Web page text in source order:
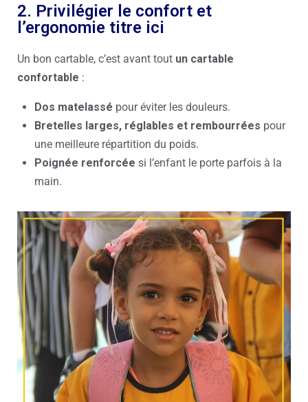
2. Privilégier le confort et
l’ergonomie titre ici
Un bon cartable, c’est avant tout un cartable
confortable :
Dos matelassé pour éviter les douleurs.
Bretelles larges, réglables et rembourrées pour
une meilleure répartition du poids.
Poignée renforcée si l’enfant le porte parfois à la
main.